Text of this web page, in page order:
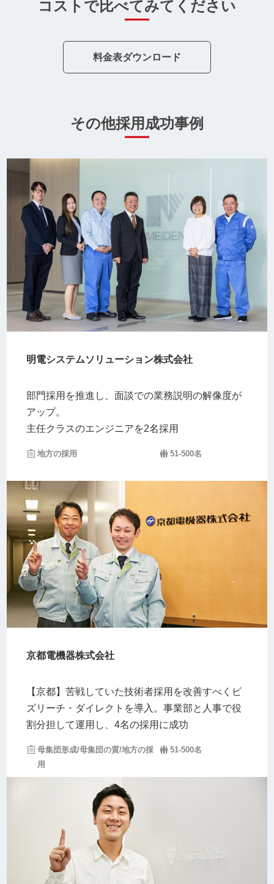
コストで比べてみてください
料金表ダウンロード
その他採用成功事例
明電システムソリューション株式会社
部門採用を推進し、面談での業務説明の解像度が
アップ。
主任クラスのエンジニアを2名採用
地方の採用 51-500名
京都電機器株式会社
【京都】苦戦していた技術者採用を改善すべくビ
ズリーチ・ダイレクトを導入。事業部と人事で役
割分担して運用し、4名の採用に成功
母集団形成/母集団の質/地方の採
用
51-500名